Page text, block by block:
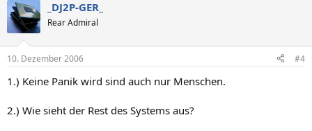
_DJ2P-GER_
Rear Admiral
10. Dezember 2006 #4
1.) Keine Panik wird sind auch nur Menschen.
2.) Wie sieht der Rest des Systems aus?